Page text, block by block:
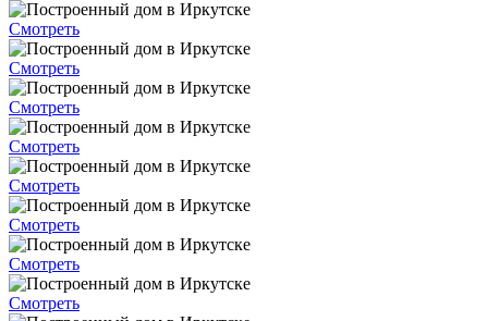
Смотреть
Смотреть
Смотреть
Смотреть
Смотреть
Смотреть
Смотреть
Смотреть